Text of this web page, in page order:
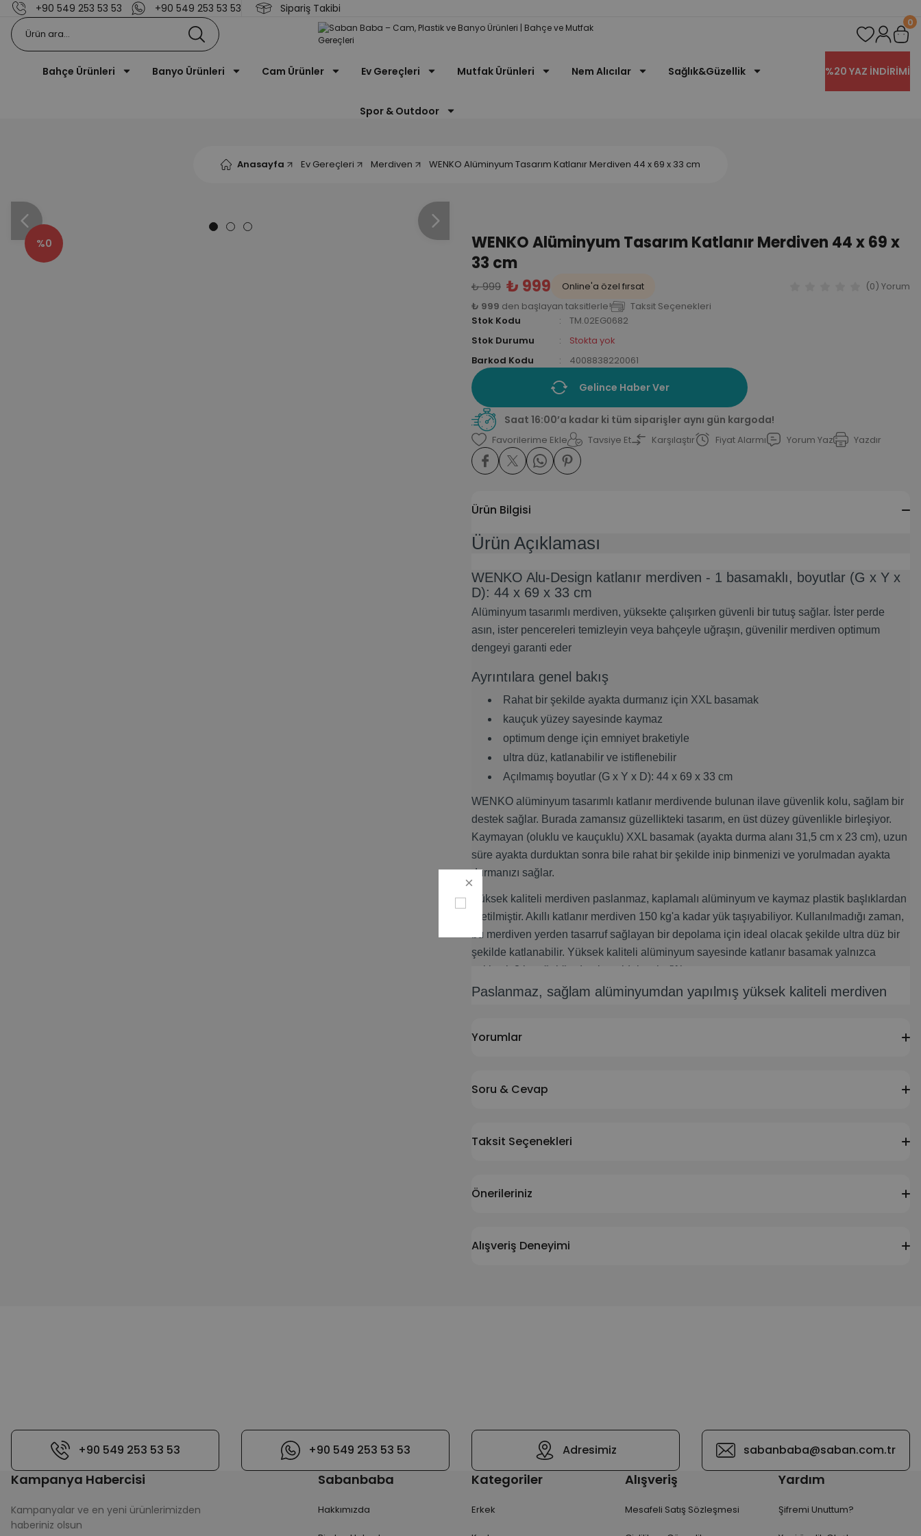
+90 549 253 53 53 +90 549 253 53 53 Sipariş Takibi
0
Bahçe Ürünleri Banyo Ürünleri Cam Ürünler Ev Gereçleri Mutfak Ürünleri Nem Alıcılar Sağlık&Güzellik
Spor & Outdoor
%20 YAZ İNDİRİMİ
Anasayfa Ev Gereçleri Merdiven WENKO Alüminyum Tasarım Katlanır Merdiven 44 x 69 x 33 cm
%0
WENKO Alüminyum Tasarım Katlanır Merdiven 44 x 69 x
33 cm
₺ 999 ₺ 999 Online'a özel fırsat
(0) Yorum
₺ 999 den başlayan taksitlerle!
Taksit Seçenekleri
Stok Kodu
TM.02EG0682
Stok Durumu
Stokta yok
Barkod Kodu
4008838220061
Gelince Haber Ver
Saat 16:00’a kadar ki tüm siparişler aynı gün kargoda!
Tavsiye Et Karşılaştır Fiyat Alarmı Yorum Yaz Yazdır
Ürün Bilgisi
Ürün Açıklaması
WENKO Alu-Design katlanır merdiven - 1 basamaklı, boyutlar (G x Y x
D): 44 x 69 x 33 cm
Alüminyum tasarımlı merdiven, yüksekte çalışırken güvenli bir tutuş sağlar. İster perde
asın, ister pencereleri temizleyin veya bahçeyle uğraşın, güvenilir merdiven optimum
dengeyi garanti eder
Ayrıntılara genel bakış
Rahat bir şekilde ayakta durmanız için XXL basamak
kauçuk yüzey sayesinde kaymaz
optimum denge için emniyet braketiyle
ultra düz, katlanabilir ve istiflenebilir
Açılmamış boyutlar (G x Y x D): 44 x 69 x 33 cm
WENKO alüminyum tasarımlı katlanır merdivende bulunan ilave güvenlik kolu, sağlam bir
destek sağlar. Burada zamansız güzellikteki tasarım, en üst düzey güvenlikle birleşiyor.
Kaymayan (oluklu ve kauçuklu) XXL basamak (ayakta durma alanı 31,5 cm x 23 cm), uzun
süre ayakta durduktan sonra bile rahat bir şekilde inip binmenizi ve yorulmadan ayakta
durmanızı sağlar.
Yüksek kaliteli merdiven paslanmaz, kaplamalı alüminyum ve kaymaz plastik başlıklardan
üretilmiştir. Akıllı katlanır merdiven 150 kg'a kadar yük taşıyabiliyor. Kullanılmadığı zaman,
bu merdiven yerden tasarruf sağlayan bir depolama için ideal olacak şekilde ultra düz bir
şekilde katlanabilir. Yüksek kaliteli alüminyum sayesinde katlanır basamak yalnızca
yaklaşık 3 kg ağırlığında olup oldukça hafiftir.
Merdiven açıldığında boyutları (G x Y x D): 44 x 69 x 33 cm'dir. Boyunuza bağlı olarak
Paslanmaz, sağlam alüminyumdan yapılmış yüksek kaliteli merdiven
Yorumlar
Soru & Cevap
Taksit Seçenekleri
Önerileriniz
Alışveriş Deneyimi
+90 549 253 53 53 +90 549 253 53 53 Adresimiz sabanbaba@saban.com.tr
Kampanya Habercisi
Kampanyalar ve en yeni ürünlerimizden
haberiniz olsun
Sabanbaba
Hakkımızda
Kategoriler
Erkek
Alışveriş
Mesafeli Satış Sözleşmesi
Yardım
Şifremi Unuttum?